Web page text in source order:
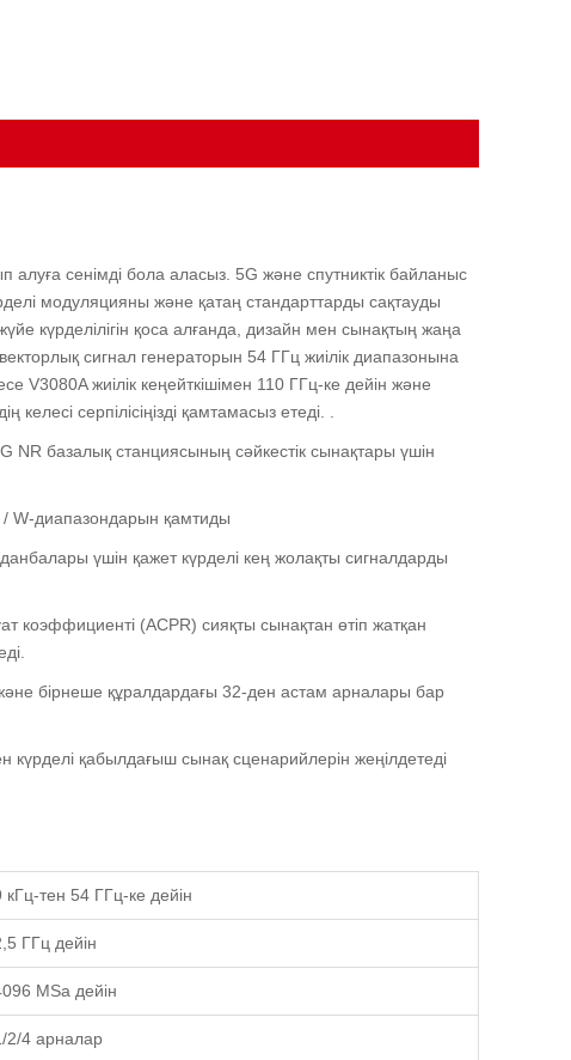
сенімді бола аласыз. 5G және спутниктік байланыс
модуляцияны және қатаң стандарттарды сақтауды
жүйе күрделілігін қоса алғанда, дизайн мен сынақтың жаңа
сигнал генераторын 54 ГГц жиілік диапазонына
V3080A жиілік кеңейткішімен 110 ГГц-ке дейін және
серпілісіңізді қамтамасыз етеді. .
базалық станциясының сәйкестік сынақтары үшін
/ W-диапазондарын қамтиды
үшін қажет күрделі кең жолақты сигналдарды
коэффициенті (ACPR) сияқты сынақтан өтіп жатқан
бірнеше құралдардағы 32-ден астам арналары бар
қабылдағыш сынақ сценарийлерін жеңілдетеді
кГц-тен 54 ГГц-ке дейін
ГГц дейін
MSa дейін
2/4 арналар